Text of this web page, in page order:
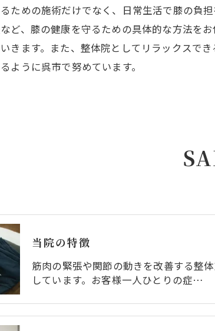
ための施術だけでなく、日常生活で膝の負
ど、膝の健康を守るための具体的な方法を
きます。また、整体院としてリラックスで
ように呉市で努めています。
当院の特徴
筋肉の緊張や関節の動きを改善する整
しています。お客様一人ひとりの症…